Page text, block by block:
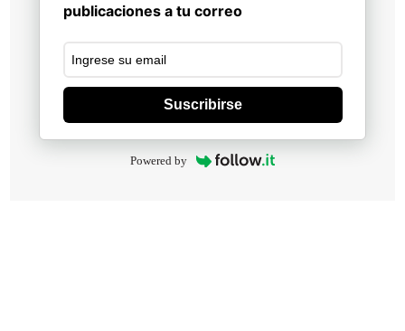
publicaciones a tu correo
Suscribirse
Powered by